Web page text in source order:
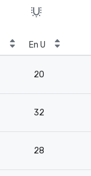
En U
20
32
28